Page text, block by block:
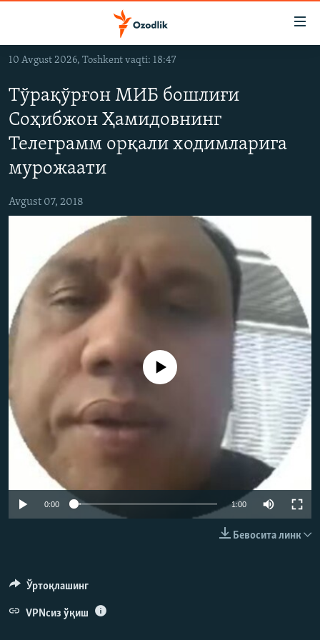
Асосий
навигацияга
ўтинг
Қидиришга
OZODVIDEO
OZODARXIV
На русском
ИЖТИМОИЙ ТАРМОҚЛАР
Озодлик бошқа тилларда
10 Avgust 2026, Toshkent vaqti: 18:47
Тўрақўрғон МИБ бошлиғи
Соҳибжон Ҳамидовнинг
Телеграмм орқали ходимларига
мурожаати
Avgust 07, 2018
Айни дамда медиа-манба мавжуд эмас
0:00 1:00
Бевосита линк
Ўртоқлашинг
VPNсиз ўқиш